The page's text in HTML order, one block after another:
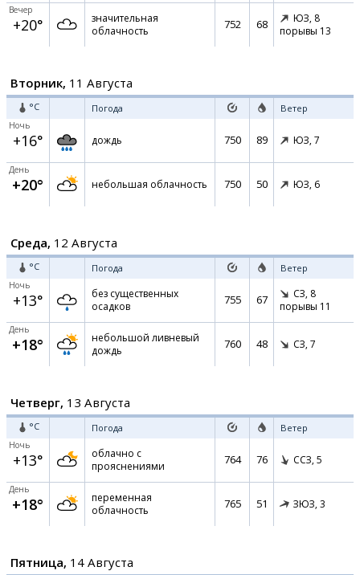
Вечер
+20°
значительная
облачность
752 68 ЮЗ, 8
порывы 13
Вторник, 11 Августа
°C Погода Ветер
Ночь
+16° дождь 750 89 ЮЗ, 7
День
+20° небольшая облачность 750 50 ЮЗ, 6
Среда, 12 Августа
°C Погода Ветер
Ночь
+13°
без существенных
осадков
755 67 СЗ, 8
порывы 11
День
+18°
небольшой ливневый
дождь
760 48 СЗ, 7
Четверг, 13 Августа
°C Погода Ветер
Ночь
+13°
облачно с
прояснениями
764 76 ССЗ, 5
День
+18°
переменная
облачность
765 51 ЗЮЗ, 3
Пятница, 14 Августа